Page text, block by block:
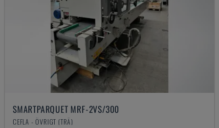
SMARTPARQUET MRF-2VS/300
CEFLA - ÖVRIGT (TRÄ)